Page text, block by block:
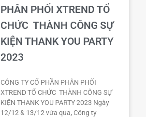
PHÂN PHỐI XTREND TỔ
CHỨC THÀNH CÔNG SỰ
KIỆN THANK YOU PARTY
2023
CÔNG TY CỔ PHẦN PHÂN PHỐI
XTREND TỔ CHỨC THÀNH CÔNG SỰ
KIỆN THANK YOU PARTY 2023 Ngày
12/12 & 13/12 vừa qua, Công ty